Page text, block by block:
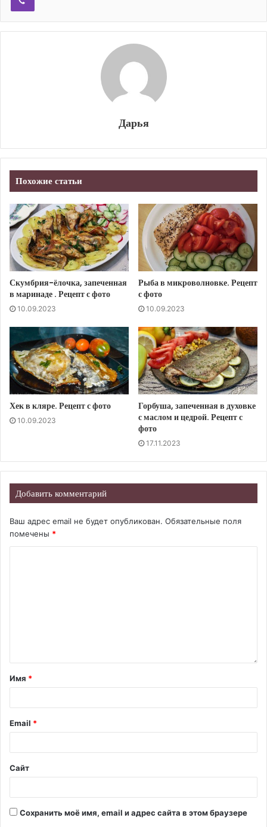
Дарья
Похожие статьи
Скумбрия-ёлочка, запеченная
в маринаде . Рецепт с фото
10.09.2023
Рыба в микроволновке. Рецепт
с фото
10.09.2023
Хек в кляре. Рецепт с фото
10.09.2023
Горбуша, запеченная в духовке
с маслом и цедрой. Рецепт с
фото
17.11.2023
Добавить комментарий
Ваш адрес email не будет опубликован. Обязательные поля
помечены *
Имя *
Email *
Сайт
Сохранить моё имя, email и адрес сайта в этом браузере